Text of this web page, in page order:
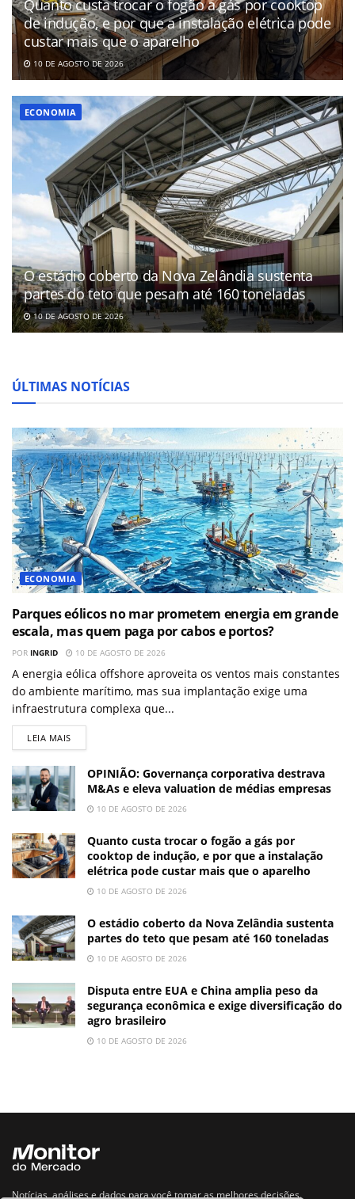
Quanto custa trocar o fogão a gás por cooktop
de indução, e por que a instalação elétrica pode
custar mais que o aparelho
10 DE AGOSTO DE 2026
ECONOMIA
O estádio coberto da Nova Zelândia sustenta
partes do teto que pesam até 160 toneladas
10 DE AGOSTO DE 2026
ÚLTIMAS NOTÍCIAS
ECONOMIA
Parques eólicos no mar prometem energia em grande
escala, mas quem paga por cabos e portos?
POR INGRID 10 DE AGOSTO DE 2026
A energia eólica offshore aproveita os ventos mais constantes
do ambiente marítimo, mas sua implantação exige uma
infraestrutura complexa que...
LEIA MAIS
OPINIÃO: Governança corporativa destrava
M&As e eleva valuation de médias empresas
10 DE AGOSTO DE 2026
Quanto custa trocar o fogão a gás por
cooktop de indução, e por que a instalação
elétrica pode custar mais que o aparelho
10 DE AGOSTO DE 2026
O estádio coberto da Nova Zelândia sustenta
partes do teto que pesam até 160 toneladas
10 DE AGOSTO DE 2026
Disputa entre EUA e China amplia peso da
segurança econômica e exige diversificação do
agro brasileiro
10 DE AGOSTO DE 2026
Notícias, análises e dados para você tomar as melhores decisões.